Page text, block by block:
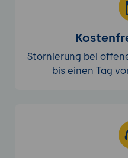
Stornierung bei
bis einen Tag